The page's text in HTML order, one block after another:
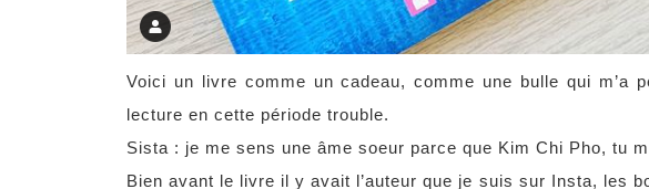
Voici un livre comme un cadeau, comme une bulle qui m’a
lecture en cette période trouble.
Sista : je me sens une âme soeur parce que Kim Chi Pho, tu
Bien avant le livre il y avait l’auteur que je suis sur Insta, les